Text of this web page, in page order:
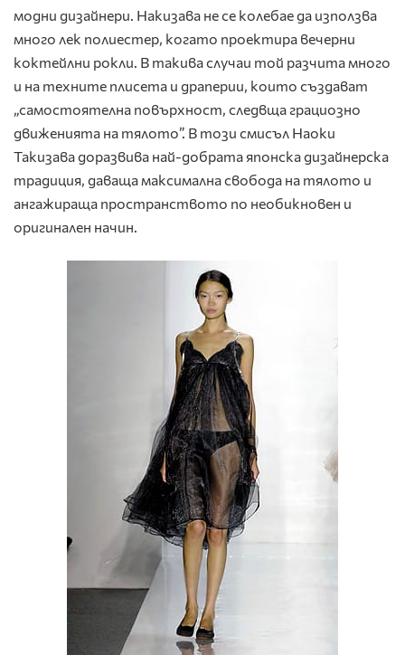
модни дизайнери. Накизава не се колебае да използва
много лек полиестер, когато проектира вечерни
коктейлни рокли. В такива случаи той разчита много
и на техните плисета и драперии, които създават
„самостоятелна повърхност, следвща грациозно
движенията на тялото”. В този смисъл Наоки
Такизава доразвива най-добрата японска дизайнерска
традиция, даваща максимална свобода на тялото и
ангажираща пространството по необикновен и
оригинален начин.